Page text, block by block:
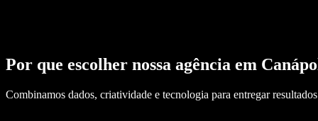
Por que escolher nossa agência em
Combinamos dados, criatividade e tecnologia para entregar